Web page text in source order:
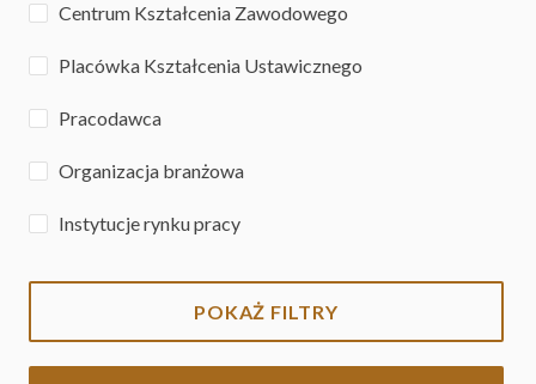
Centrum Kształcenia Zawodowego
Placówka Kształcenia Ustawicznego
Pracodawca
Organizacja branżowa
Instytucje rynku pracy
POKAŻ FILTRY